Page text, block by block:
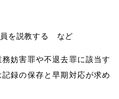
を説教する など
妨害罪や不退去罪に該当す
録の保存と早期対応が求め